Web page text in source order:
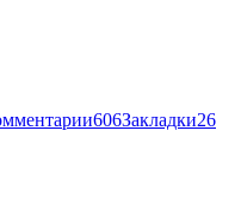
606Закладки26